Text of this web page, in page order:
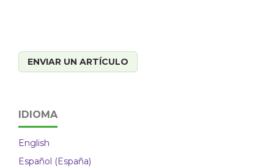
ENVIAR UN ARTÍCULO
IDIOMA
English
Español (España)